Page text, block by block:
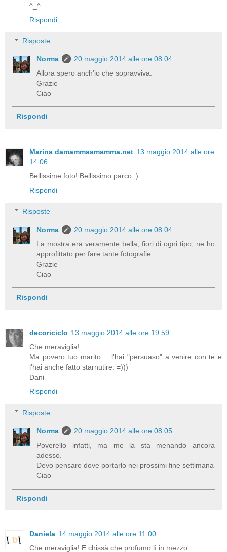
^_^
Rispondi
Risposte
Norma
20 maggio 2014 alle ore 08:04
Allora spero anch'io che sopravviva.
Grazie
Ciao
Rispondi
Marina damammaamamma.net 13 maggio 2014 alle ore
14:06
Bellissime foto! Bellissimo parco :)
Rispondi
Risposte
Norma
20 maggio 2014 alle ore 08:04
La mostra era veramente bella, fiori di ogni tipo, ne ho
approfittato per fare tante fotografie
Grazie
Ciao
Rispondi
decoriciclo 13 maggio 2014 alle ore 19:59
Che meraviglia!
Ma povero tuo marito.... l'hai "persuaso" a venire con te e
l'hai anche fatto starnutire. =)))
Dani
Rispondi
Risposte
Norma
20 maggio 2014 alle ore 08:05
Poverello infatti, ma me la sta menando ancora
adesso.
Devo pensare dove portarlo nei prossimi fine settimana
Ciao
Rispondi
Daniela 14 maggio 2014 alle ore 11:00
Che meraviglia! E chissà che profumo lì in mezzo...